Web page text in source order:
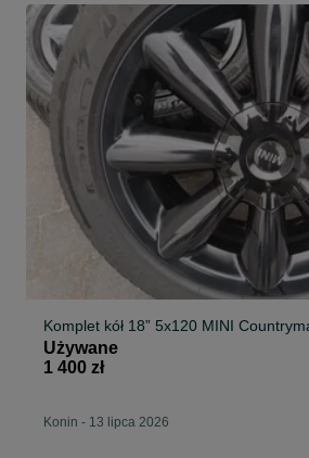
Komplet kół 18” 5x120 MINI
Używane
1 400 zł
Konin - 13 lipca 2026